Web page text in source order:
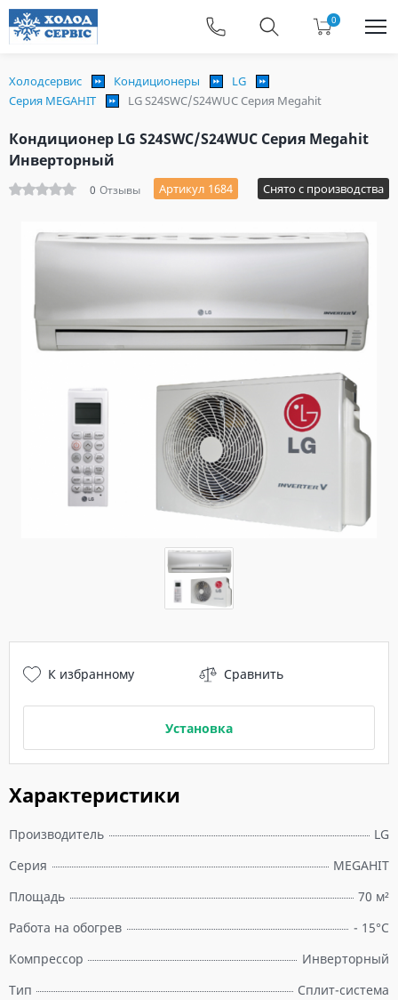
0
Холодсервис Кондиционеры
LG
Серия MEGAHIT
LG S24SWC/S24WUC Серия Megahit
Кондиционер LG S24SWC/S24WUC Серия Megahit
Инверторный
0 Отзывы Артикул 1684 Снято с производства
Характеристики
Производитель
LG
Серия
MEGAHIT
Площадь
70 м²
Работа на обогрев
- 15°С
Компрессор
Инверторный
Тип
Сплит-система
К избранному Сравнить
Установка